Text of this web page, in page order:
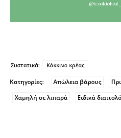
Συστατικά: Κόκκινο κρέας
Κατηγορίες: Απώλεια βάρους
Χαμηλή σε λιπαρά
Ειδικά